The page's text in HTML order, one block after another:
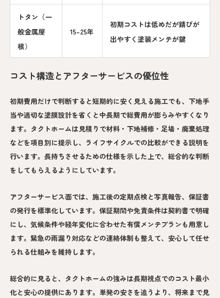
トタン（一
般金属屋
根）
15–25年
初期コストは低めだが錆びが
出やすく塗装メンテが鍵
コスト構造とアフターサービスの優位性
初期費用だけで判断すると短期的に安く見える施工でも、下地手
当や適切な塗膜設計を省くと中長期で総費用が膨らみやすくなり
ます。タクトホームは見積りで材料・下地補修・足場・廃棄処理
などを項目別に提示し、ライフサイクルでの比較ができる説明を
行います。長持ちさせるための仕様を示した上で、総合的な判断
をしてもらえるようにしています。
アフターサービス面では、施工後の定期点検と写真報告、保証書
の発行を標準化しています。保証期間や免責条件は契約書で明確
にし、気候条件や経年変化に合わせた有償メンテプランも用意し
ます。緊急の雨漏り対応などの連絡体制も整えて、安心して任せ
られる仕組みを維持します。
総合的に見ると、タクトホームの強みは長期視点でのコスト最小
化と安心の提供にあります。単発の安さを追うより、将来まで見